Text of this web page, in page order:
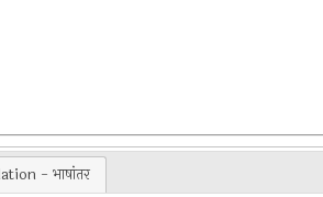
- भाषांतर